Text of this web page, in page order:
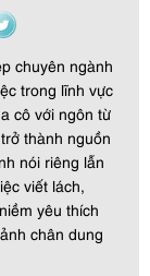
chuyên ngành
trong lĩnh vực
cô với ngôn từ
thành nguồn
nói riêng lẫn
viết lách,
yêu thích
chân dung